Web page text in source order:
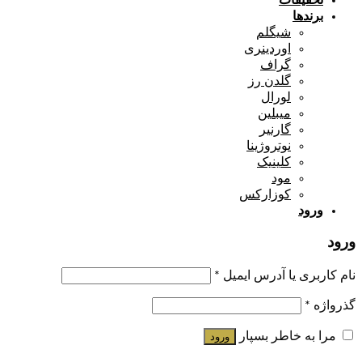
برندها
شیگلم
اوردینری
گراف
گلدن رز
لورال
میبلین
گارنیر
نوتروژینا
کلینیک
مود
کوزارکس
ورود
ورود
نام کاربری یا آدرس ایمیل *
گذرواژه *
مرا به خاطر بسپار ورود